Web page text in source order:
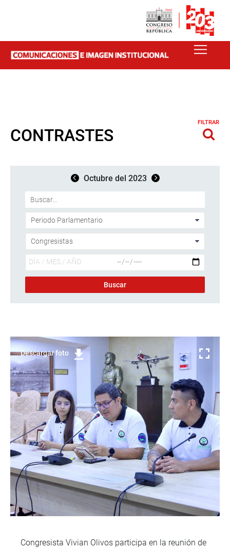
CONTRASTES
FILTRAR
Octubre del 2023
Descargar foto
Congresista Vivian Olivos participa en la reunión de